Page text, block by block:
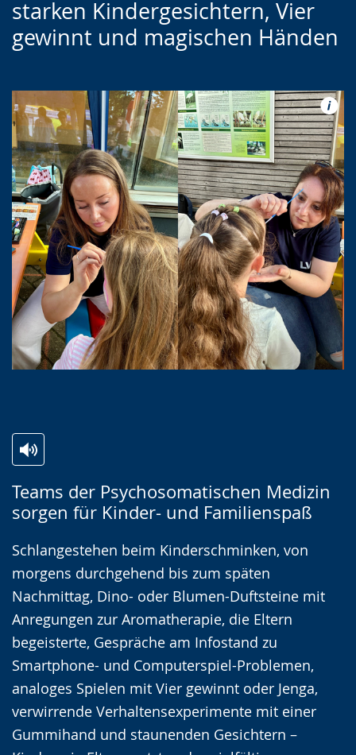
starken Kindergesichtern, Vier
gewinnt und magischen Händen
Teams der Psychosomatischen Medizin
sorgen für Kinder- und Familienspaß
Leichten
Sprache
wechseln.
Audio-
Unterstützung.
Video
in
Deutscher
Gebärdensprache
wird
angezeigt.
Schlangestehen beim Kinderschminken, von
morgens durchgehend bis zum späten
Nachmittag, Dino- oder Blumen-Duftsteine mit
Anregungen zur Aromatherapie, die Eltern
begeisterte, Gespräche am Infostand zu
Smartphone- und Computerspiel-Problemen,
analoges Spielen mit Vier gewinnt oder Jenga,
verwirrende Verhaltensexperimente mit einer
Gummihand und staunenden Gesichtern –